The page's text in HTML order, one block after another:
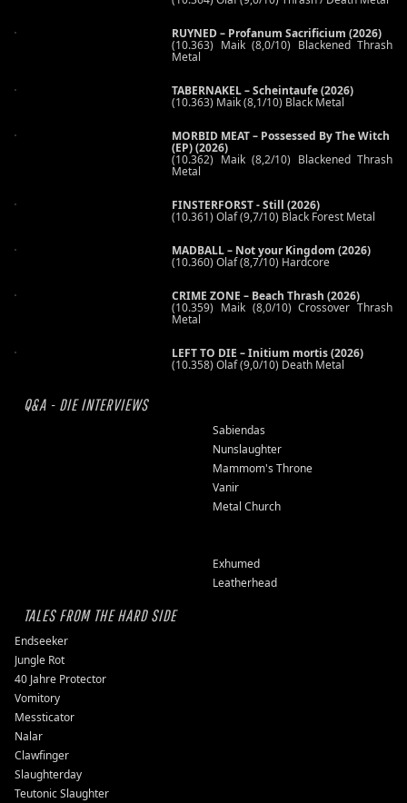
RUYNED – Profanum Sacrificium (2026)
(10.363) Maik (8,0/10) Blackened Thrash
Metal
TABERNAKEL – Scheintaufe (2026)
(10.363) Maik (8,1/10) Black Metal
MORBID MEAT – Possessed By The Witch
(EP) (2026)
(10.362) Maik (8,2/10) Blackened Thrash
Metal
FINSTERFORST - Still (2026)
(10.361) Olaf (9,7/10) Black Forest Metal
MADBALL – Not your Kingdom (2026)
(10.360) Olaf (8,7/10) Hardcore
CRIME ZONE – Beach Thrash (2026)
(10.359) Maik (8,0/10) Crossover Thrash
Metal
LEFT TO DIE – Initium mortis (2026)
(10.358) Olaf (9,0/10) Death Metal
Q&A - DIE INTERVIEWS
Sabiendas
Nunslaughter
Mammom's Throne
Vanir
Metal Church
Exhumed
Leatherhead
TALES FROM THE HARD SIDE
Endseeker
Jungle Rot
40 Jahre Protector
Vomitory
Messticator
Nalar
Clawfinger
Slaughterday
Teutonic Slaughter